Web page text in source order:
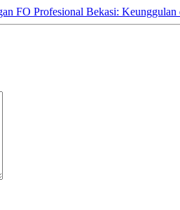
FO Profesional Bekasi: